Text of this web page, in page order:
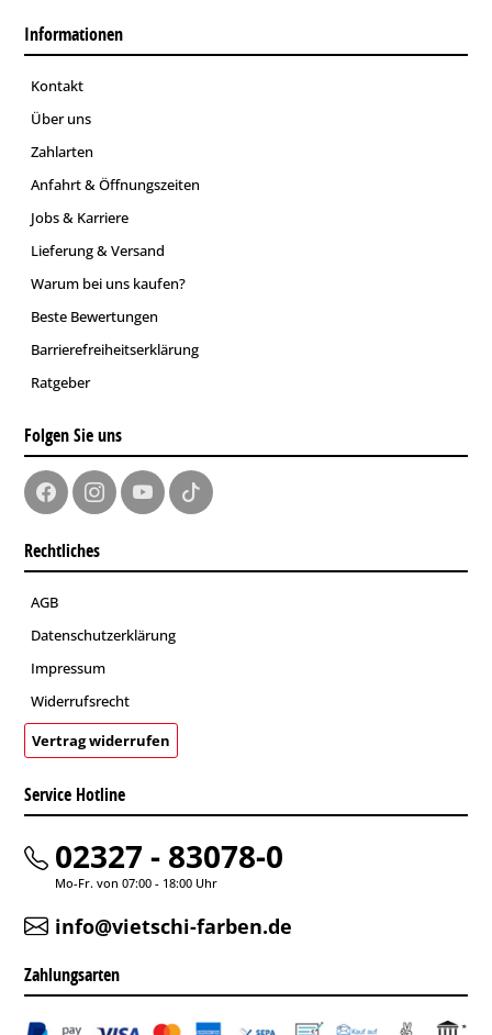
Informationen
Kontakt
Über uns
Zahlarten
Anfahrt & Öffnungszeiten
Jobs & Karriere
Lieferung & Versand
Warum bei uns kaufen?
Beste Bewertungen
Barrierefreiheitserklärung
Ratgeber
Folgen Sie uns
Rechtliches
AGB
Datenschutzerklärung
Impressum
Widerrufsrecht
Vertrag widerrufen
Service Hotline
02327 - 83078-0
Mo-Fr. von 07:00 - 18:00 Uhr
info@vietschi-farben.de
Zahlungsarten